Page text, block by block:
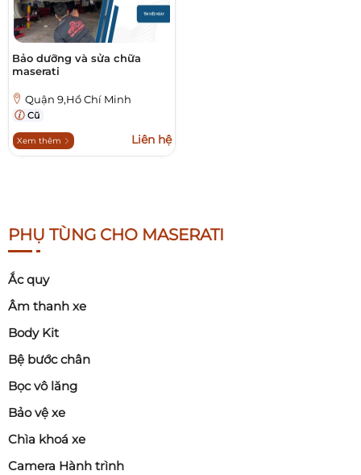
Bảo dưỡng và sửa chữa
maserati
Quận 9,Hồ Chí Minh
Cũ
Xem thêm Liên hệ
PHỤ TÙNG CHO MASERATI
Ắc quy
Âm thanh xe
Body Kit
Bệ bước chân
Bọc vô lăng
Bảo vệ xe
Chìa khoá xe
Camera Hành trình